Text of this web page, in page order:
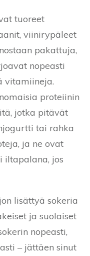
tuoreet
viinirypäleet
pakattuja,
nopeasti
vitamiineja.
proteiinin
jotka pitävät
tai rahka
ja ne ovat
iltapalana, jos
lisättyä sokeria
ja suolaiset
nopeasti,
– jättäen sinut